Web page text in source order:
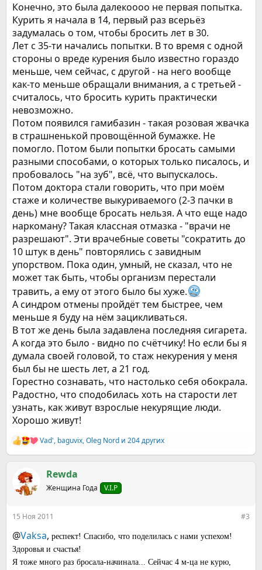
Конечно, это была далекоооо не первая попытка.
Курить я начала в 14, первый раз всерьёз
задумалась о том, чтобы бросить лет в 30.
Лет с 35-ти начались попытки. В то время с одной
стороны о вреде курения было известно гораздо
меньше, чем сейчас, с другой - на него вообще
как-то меньше обращали внимания, а с третьей -
считалось, что бросить курить практически
невозможно.
Потом появился гамибазин - такая розовая жвачка
в страшненькой провощённой бумажке. Не
помогло. Потом были попытки бросать самыми
разными способами, о которых только писалось, и
пробовалось "на зуб", всё, что выпускалось.
Потом доктора стали говорить, что при моём
стаже и количестве выкуриваемого (2-3 пачки в
день) мне вообще бросать нельзя. А что еще надо
наркоману? Такая классная отмазка - "врачи не
разрешают". Эти врачебные советы "сократить до
10 штук в день" повторялись с завидным
упорством. Пока один, умный, не сказал, что не
может так быть, чтобы организм перестали
травить, а ему от этого было бы хуже.
А синдром отмены пройдёт тем быстрее, чем
меньше я буду на нём зацикливаться.
В тот же день была задавлена последняя сигарета.
А когда это было - видно по счётчику! Но если бы я
думала своей головой, то стаж некурения у меня
был бы не шесть лет, а 21 год.
Горестно сознавать, что настолько себя обокрала.
Радостно, что сподобилась хоть на старости лет
узнать, как живут взрослые некурящие люди.
Хорошо живут!
Р
е
и
Vad', baguvix,Oleg Nord и 204 других
Rewda
Женщина Года V.I.P
15 Ноя 2011 #3
@Vaksa, респект! Спасибо, что поделилась с нами успехом!
Здоровья и счастья!
Я тоже много раз бросала-начинала... Сейчас 4 м-ца не курю,